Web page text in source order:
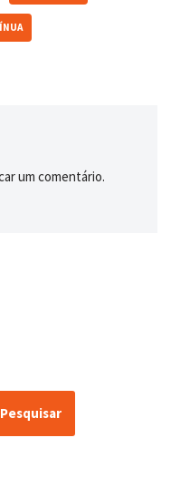
um comentário.
Pesquisar